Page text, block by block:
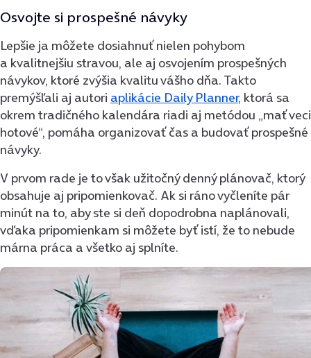
Osvojte si prospešné návyky
Lepšie ja môžete dosiahnuť nielen pohybom
a kvalitnejšiu stravou, ale aj osvojením prospešných
návykov, ktoré zvýšia kvalitu vášho dňa. Takto
premýšľali aj autori aplikácie Daily Planner, ktorá sa
okrem tradičného kalendára riadi aj metódou „mať veci
hotové“, pomáha organizovať čas a budovať prospešné
návyky.
V prvom rade je to však užitočný denný plánovač, ktorý
obsahuje aj pripomienkovač. Ak si ráno vyčleníte pár
minút na to, aby ste si deň dopodrobna naplánovali,
vďaka pripomienkam si môžete byť istí, že to nebude
márna práca a všetko aj splníte.